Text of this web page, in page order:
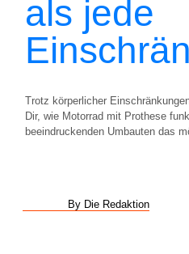
als jede
Trotz körperlicher
Dir, wie Motorrad mit Prothese
beeindruckenden Umbauten das
By Die Redaktion